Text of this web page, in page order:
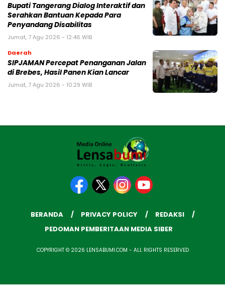
Bupati Tangerang Dialog Interaktif dan
Serahkan Bantuan Kepada Para
Penyandang Disabilitas
Jumat, 7 Agu 2026 - 12:46 WIB
Daerah
SIPJAMAN Percepat Penanganan Jalan
di Brebes, Hasil Panen Kian Lancar
Jumat, 7 Agu 2026 - 10:29 WIB
BERANDA PRIVACY POLICY
REDAKSI
PEDOMAN PEMBERITAAN MEDIA SIBER
COPYRIGHT © 2026 LENSABUMI.COM - ALL RIGHTS RESERVED